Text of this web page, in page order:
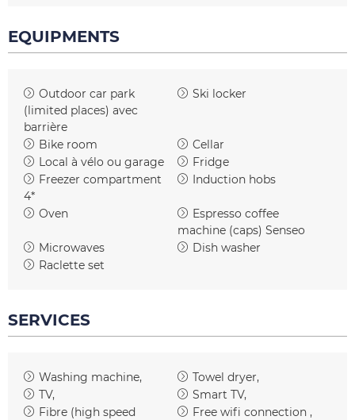
EQUIPMENTS
Outdoor car park
(limited places) avec
barrière
Ski locker
Bike room
Cellar
Local à vélo ou garage
Fridge
Freezer compartment
4*
Induction hobs
Oven
Espresso coffee
machine (caps) Senseo
Microwaves
Dish washer
Raclette set
SERVICES
Washing machine
Towel dryer
TV
Smart TV
Fibre (high speed
Free wifi connection